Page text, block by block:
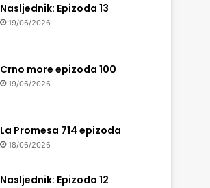
Nasljednik: Epizoda 13
19/06/2026
Crno more epizoda 100
19/06/2026
La Promesa 714 epizoda
18/06/2026
Nasljednik: Epizoda 12